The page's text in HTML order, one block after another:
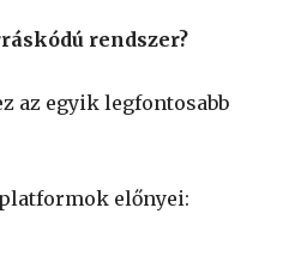
rendszer?
az egyik legfontosabb
előnyei: